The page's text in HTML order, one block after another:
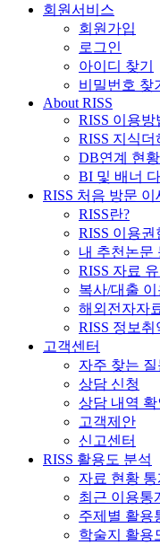
회원서비스
회원가입
로그인
아이디 찾기
비밀번호 찾
About RISS
RISS 이용방
RISS 지식더
DB연계 현황
BI 및 배너
RISS 처음 방문 이
RISS란?
RISS 이용권
내 추천논문
RISS 자료
복사/대출 이
해외전자자
RISS 정보
고객센터
자주 찾는 질
상담 신청
상담 내역 확
고객제안
신고센터
RISS 활용도 분석
자료 현황 통
최근 이용통
주제별 활용
학술지 활용